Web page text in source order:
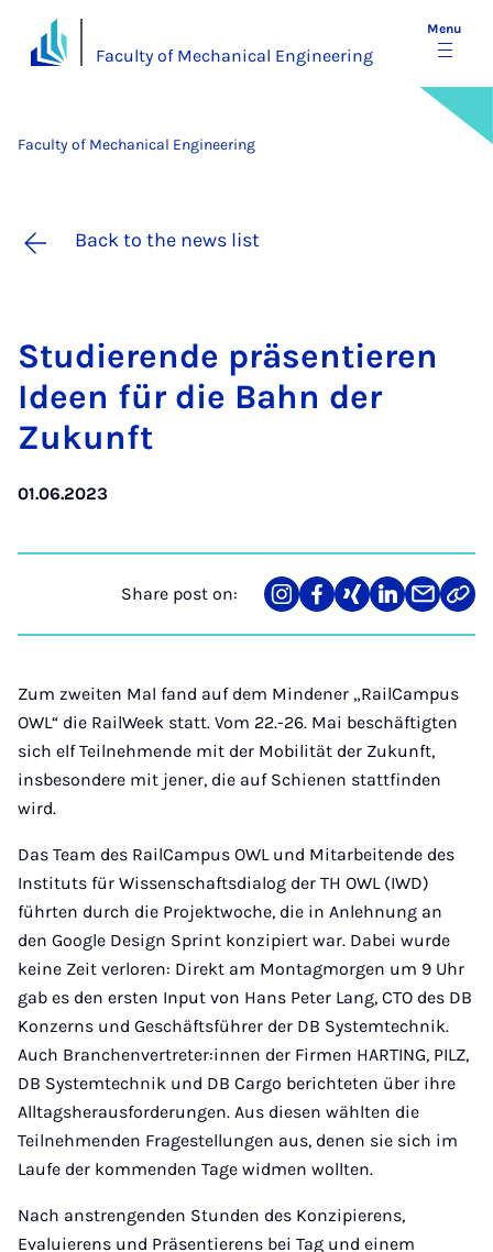
Faculty of Mechanical Engineering
Menu
Faculty of Mechanical Engineering
Back to the news list
Stud­i­er­ende präsen­tier­en
Ideen für die Bahn der
Zukun­ft
01.06.2023
Share post on:
Share
on
Teilen
auf
Teilen
auf
Teilen
auf
Teilen
über
Link
Zum zweiten Mal fand auf dem Mindener „RailCampus
OWL“ die RailWeek statt. Vom 22.-26. Mai beschäftigten
sich elf Teilnehmende mit der Mobilität der Zukunft,
insbesondere mit jener, die auf Schienen stattfinden
wird.
Das Team des RailCampus OWL und Mitarbeitende des
Instituts für Wissenschaftsdialog der TH OWL (IWD)
führten durch die Projektwoche, die in Anlehnung an
den Google Design Sprint konzipiert war. Dabei wurde
keine Zeit verloren: Direkt am Montagmorgen um 9 Uhr
gab es den ersten Input von Hans Peter Lang, CTO des DB
Konzerns und Geschäftsführer der DB Systemtechnik.
Auch Branchenvertreter:innen der Firmen HARTING, PILZ,
DB Systemtechnik und DB Cargo berichteten über ihre
Alltagsherausforderungen. Aus diesen wählten die
Teilnehmenden Fragestellungen aus, denen sie sich im
Laufe der kommenden Tage widmen wollten.
Nach anstrengenden Stunden des Konzipierens,
Evaluierens und Präsentierens bei Tag und einem